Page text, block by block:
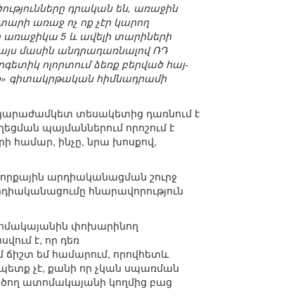
դրական են, առաջին
առաջ ոչ ոք չէր կարող
5 և ավելի տարիների
մասին անդրադառնալով ՌԴ
ոլորտում ձեռք բերված հայ-
գիտակրթական հիմնադրամի
տեսակետից դառնում է
պայմաններում որոշում է
համար, ինչը, նրա խոսքով,
արդիականացման շուրջ
հնարավորություն
փոխարինող
է, որ դեռ
եմ համարում, որովհետև
չէ, քանի որ չկան սպառման
ատոմակայանի կողմից բաց